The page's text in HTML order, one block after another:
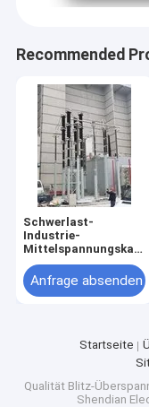
Recommended
Schwerlast-
Industrie-
Mittelspannungskabel-
Endung mit
630A/1250A
Nennstrom und Höhe
Anfrage absenden
Startseite
Qualität Blitz-
Shendian